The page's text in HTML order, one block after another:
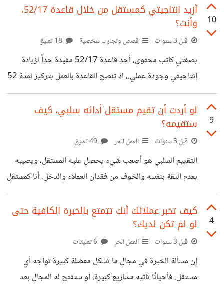
تساهم في رفع مستوى الإيرادات بشكل كبير. وهي تعني تقديم
منتجات أو خدمات إضافية للعميل بعد شرائه لمنتج رئيسي.
والفكرة هنا هي أن تكون هذه المنتجات أو الخدمات ذات صلة
بالمنتج الأصلي وأن تضفي عليه قيمة وفائدة إضافية. فمثلاً، إذا
اشترى العميل هاتفًا ذكيًا، فإن البائع قد يعرض عليه
10
أزيد انتاجيتي كمستقل من خلال قاعدة 52/17،
وأنت؟
قبل 3 سنوات قصص وتجارب شخصية
بصفتي كاتب محتوى، أجد قاعدة 52/17 مفيدة جداً لزيادة
إنتاجيتي وجودة عملي.، اذ تنصح القاعدة بالعمل بتركيز لمدة 52
دقيقة ثم الاستراحة لمدة 17 دقيقة. أحاول دائماً أن أخطط
مهامي وأولوياتي قبل بدء يوم عملي، وأن أخصص 52 دقيقة
لإنجاز مهمة واحدة دون أن أشتت انتباهي بأي شيء آخر. أثناء
فترة العمل، أستخدم تطبيقات وأدوات تساعدني على التركيز
والإبداع، مثل تطبيق DeskTime الذي اكتشف وشرح مبدأ
52/17 لأول مرة، أو تطبيق Pomodoro الذي يستخدم نسبة
9
لو أردت أن تقيم مستقل أدائه سلبي، كيف
ستقيمه؟
قبل 3 سنوات العمل الحر
التقييم السلبي هو أصعب شيء يحصل عليه المستقل، ويصيبه
بعدم الثقة بنفسه والخوف من فقدان العملاء والدخل. أنا كمستقل
قبل كل شيء مررت بهذه التجربة مرة واحده من قبل، كان شعورا
صعبا جدا، لا استطيع ان اصفه لكم، وكذلك أعلم أنه صعب على
المشتري أو العميل، أن يقييم مستقل بشكل سلبي لكي لا يؤذيه
مستقبلا، فهنا يأتي السؤال لو أردت أن تقيم مستقل على أدائه
سلبي، كيف ستقيمه؟ الآن لنفترض بأنك عميل محتمل وتعاملت
مع مستقل على مشروع ما، كيف
4
كيف تخبر عملائك أنك تتمتع بالخبرة الكافية حتى
لو لم تكن لديك؟
قبل 3 سنوات العمل الحر
إن مسألة الخبرة في مجال ما تشكل معضلة كبيرة تواجه أي
مستقل. فأحيانًا تأتيه مشاريع كبيرة، أو ستفتح له المجال بعد